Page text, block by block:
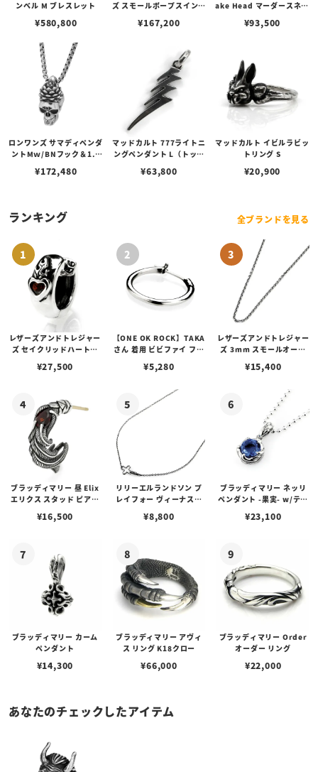
ンベル M ブレスレット
¥580,800
ズ スモールポープスインレ
エンジェル w/ダイヤモン
ドスティングレイ（レザー
カラー選択可能）
¥167,200
ake Head マーダースネー
¥93,500
ロンワンズ サマディペンダ
ントMｗ/BNフック＆1.8
ェーン
¥172,480
マッドカルト 777ライトニ
ングペンダント L（トップ
¥63,800
マッドカルト イビルラビッ
トリング S
¥20,900
ランキング 全ブランドを見る
レザーズアンドトレジャー
ズ セイクリッドハートピ
¥27,500
【ONE OK ROCK】TAKA
さん 着用 ビビファイ フー
¥5,280
レザーズアンドトレジャー
ズ 3mm スモールオーバ
ブスタークラスプ＆LTロ
¥15,400
ブラッディマリー 昼 Elix
エリクス スタッド ピアス
¥16,500
リリーエルランドソン プ
レイフォー ヴィーナスチ
¥8,800
ブラッディマリー ネッリ
ペンダント -果実- w/ティ
¥23,100
ブラッディマリー カーム
ペンダント
¥14,300
ブラッディマリー アヴィ
ス リング K18クロー
¥66,000
ブラッディマリー Order
オーダー リング
¥22,000
あなたのチェックしたアイテム